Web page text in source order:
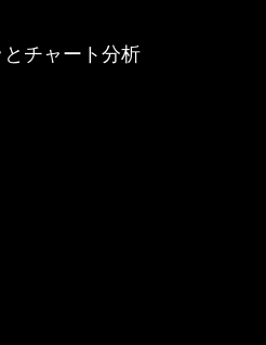
チャート分析